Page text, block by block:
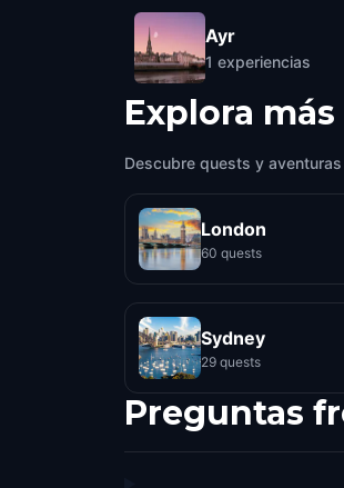
Ayr
1 experiencias
Explora
Descubre quests y
London
60 quests
Sydney
29 quests
Preguntas